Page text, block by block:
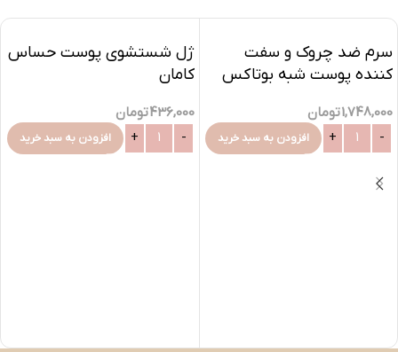
سرم ضد چروک و سفت
کننده پوست شبه بوتاکس
1,748,000تومان
افزودن به سبد خرید
ژل شستشوی پوست حساس
کامان
436,000تومان
افزودن به سبد خرید